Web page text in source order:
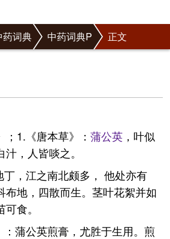
药词典 中药词典P 正文
1.《唐本草》： 蒲公英 ，叶似
，人皆啖之。
，江之南北颇多， 他处亦有
布地，四散而生。茎叶花絮并如
食。
蒲公英煎膏，尤胜于生用。煎